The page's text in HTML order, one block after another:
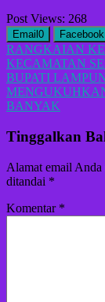
Post Views: 268
Email 0 Facebook
Navigasi
pos
RANGKAIAN
KECAMATAN
BUPATI
BANYAK
Tinggalkan
Alamat email
ditandai *
Komentar *